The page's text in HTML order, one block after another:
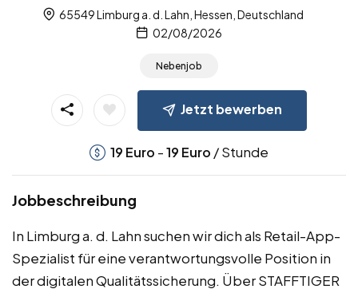
65549 Limburg a. d. Lahn, Hessen, Deutschland
02/08/2026
Nebenjob
Jetzt bewerben
19 Euro -19 Euro / Stunde
Jobbeschreibung
In Limburg a. d. Lahn suchen wir dich als Retail-App-
Spezialist für eine verantwortungsvolle Position in
der digitalen Qualitätssicherung. Über STAFFTIGER